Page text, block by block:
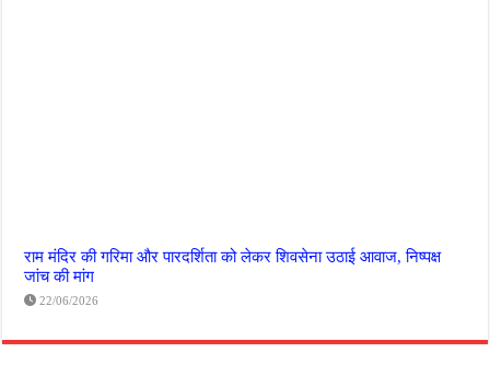
राम मंदिर की गरिमा और पारदर्शिता को लेकर शिवसेना उठाई आवाज, निष्पक्ष
जांच की मांग
22/06/2026